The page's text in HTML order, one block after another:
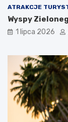
ATRAKCJE
Wyspy
1 lipca 2026